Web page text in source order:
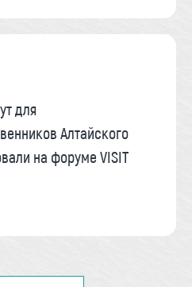
для
Алтайского
на форуме VISIT